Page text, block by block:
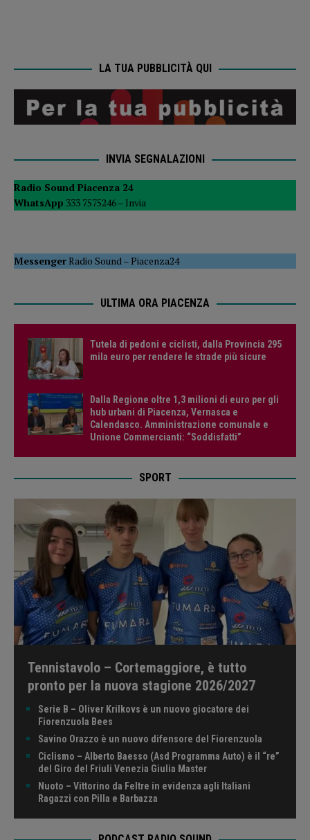
LA TUA PUBBLICITÀ QUI
INVIA SEGNALAZIONI
Radio Sound Piacenza 24
WhatsApp 333 7575246 – Invia
MessengerRadio Sound –Piacenza24
ULTIMA ORA PIACENZA
Tutela di pedoni e ciclisti, dalla Provincia 295
mila euro per rendere le strade più sicure
Dalla Regione oltre 1,3 milioni di euro per gli
hub urbani di Piacenza, Vernasca e
Calendasco. Amministrazione comunale e
Unione Commercianti: “Soddisfatti”
SPORT
Tennistavolo – Cortemaggiore, è tutto
pronto per la nuova stagione 2026/2027
Serie B – Oliver Krilkovs è un nuovo giocatore dei
Fiorenzuola Bees
Savino Orazzo è un nuovo difensore del Fiorenzuola
Ciclismo – Alberto Baesso (Asd Programma Auto) è il “re”
del Giro del Friuli Venezia Giulia Master
Nuoto – Vittorino da Feltre in evidenza agli Italiani
Ragazzi con Pilla e Barbazza